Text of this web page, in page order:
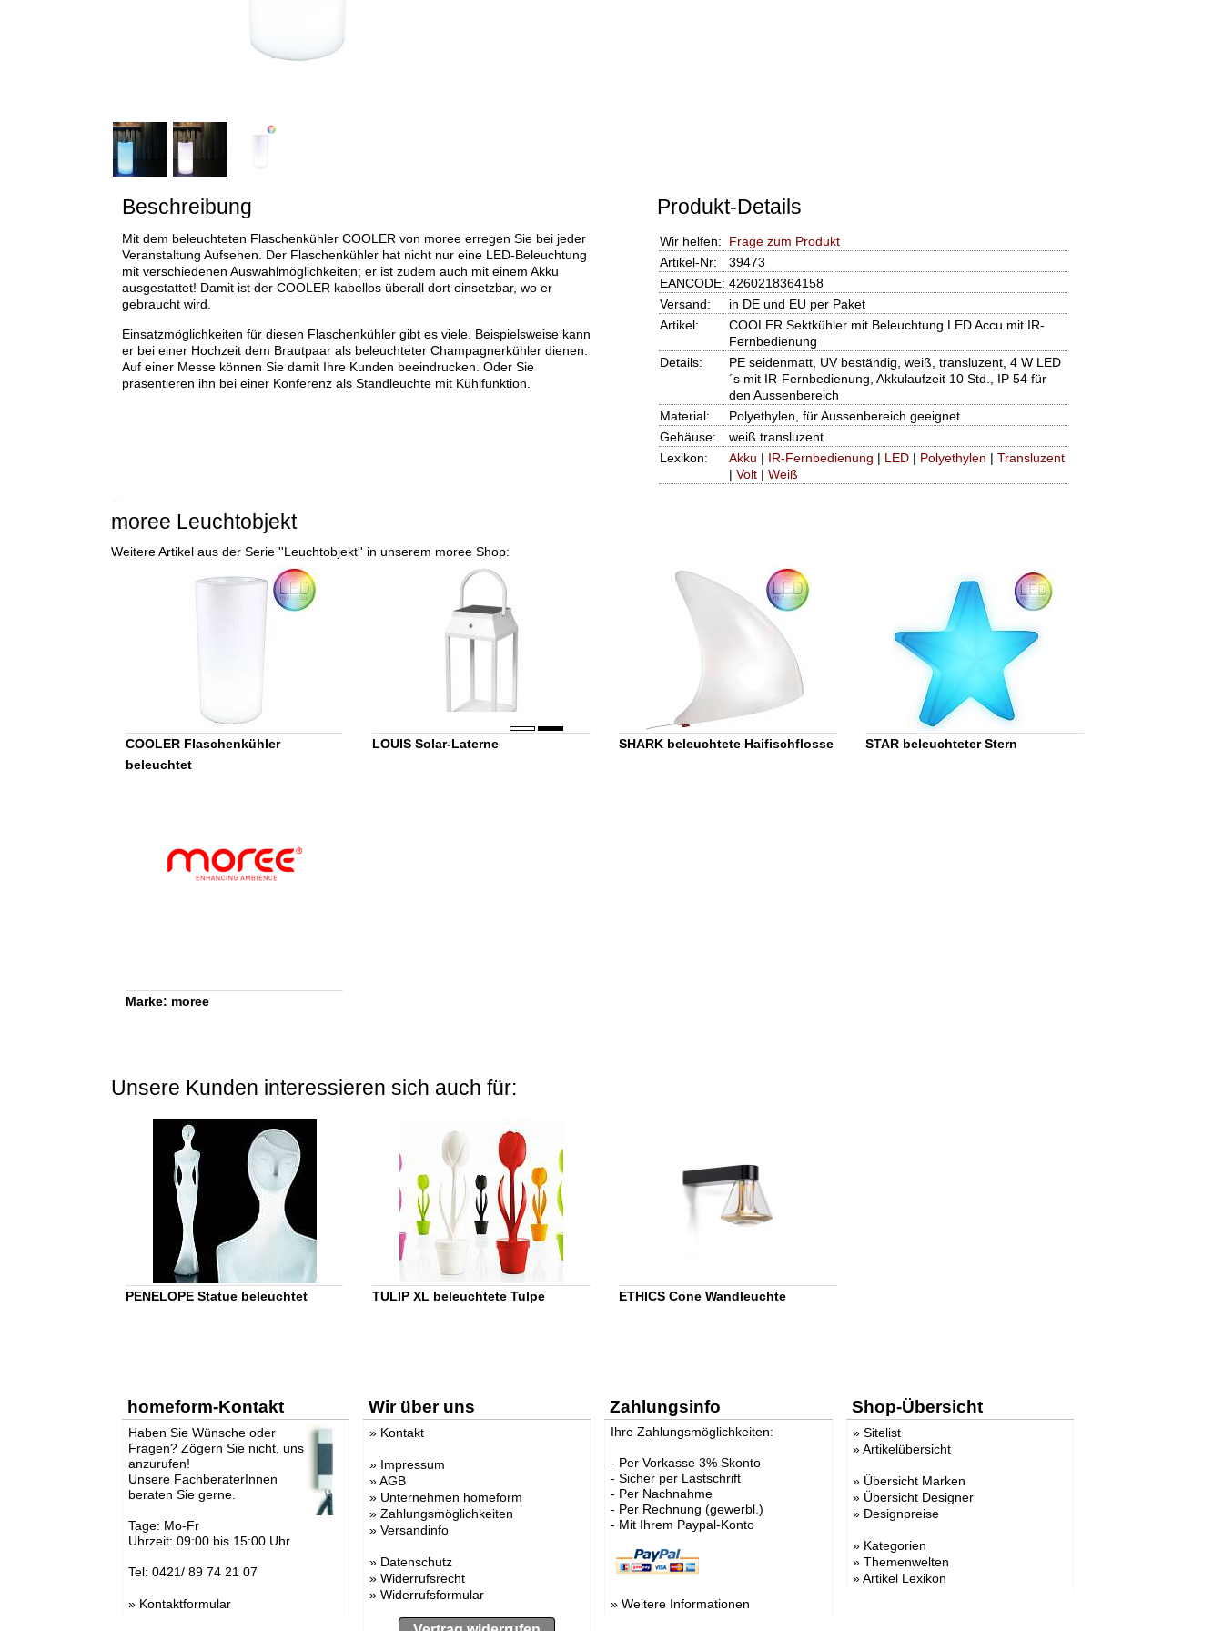
Beschreibung
Mit dem beleuchteten Flaschenkühler COOLER von moree erregen Sie bei jeder
Veranstaltung Aufsehen. Der Flaschenkühler hat nicht nur eine LED-Beleuchtung
mit verschiedenen Auswahlmöglichkeiten; er ist zudem auch mit einem Akku
ausgestattet! Damit ist der COOLER kabellos überall dort einsetzbar, wo er
gebraucht wird.
Einsatzmöglichkeiten für diesen Flaschenkühler gibt es viele. Beispielsweise kann
er bei einer Hochzeit dem Brautpaar als beleuchteter Champagnerkühler dienen.
Auf einer Messe können Sie damit Ihre Kunden beeindrucken. Oder Sie
präsentieren ihn bei einer Konferenz als Standleuchte mit Kühlfunktion.
Produkt-Details
Wir helfen:
Frage zum Produkt
Artikel-Nr:
39473
EANCODE: 4260218364158
Versand:
in DE und EU per Paket
Artikel:
COOLER Sektkühler mit Beleuchtung LED Accu mit IR-
Fernbedienung
Details:
PE seidenmatt, UV beständig, weiß, transluzent, 4 W LED
´s mit IR-Fernbedienung, Akkulaufzeit 10 Std., IP 54 für
den Aussenbereich
Material:
Polyethylen, für Aussenbereich geeignet
Gehäuse:
weiß transluzent
Lexikon:
Akku | IR-Fernbedienung | LED| Polyethylen | Transluzent
| Volt| Weiß
moree Leuchtobjekt
Weitere Artikel aus der Serie ''Leuchtobjekt'' in unserem moree Shop:
COOLER Flaschenkühler
beleuchtet
LOUIS Solar-Laterne SHARK beleuchtete Haifischflosse STAR beleuchteter Stern
Marke: moree
Unsere Kunden interessieren sich auch für:
PENELOPE Statue beleuchtet TULIP XL beleuchtete Tulpe ETHICS Cone Wandleuchte
homeform-Kontakt
Haben Sie Wünsche oder
Fragen? Zögern Sie nicht, uns
anzurufen!
Unsere FachberaterInnen
beraten Sie gerne.
Tage: Mo-Fr
Uhrzeit: 09:00 bis 15:00 Uhr
Tel: 0421/ 89 74 21 07
» Kontaktformular
Wir über uns
» Kontakt
» Impressum
»AGB
» Unternehmen homeform
» Zahlungsmöglichkeiten
» Versandinfo
» Datenschutz
» Widerrufsrecht
» Widerrufsformular
Zahlungsinfo
Ihre Zahlungsmöglichkeiten:
- Per Vorkasse 3% Skonto
- Sicher per Lastschrift
- Per Nachnahme
- Per Rechnung (gewerbl.)
- Mit Ihrem Paypal-Konto
»Weitere Informationen
Shop-Übersicht
» Sitelist
»Artikelübersicht
» Übersicht Marken
» Übersicht Designer
» Designpreise
» Kategorien
» Themenwelten
»Artikel Lexikon